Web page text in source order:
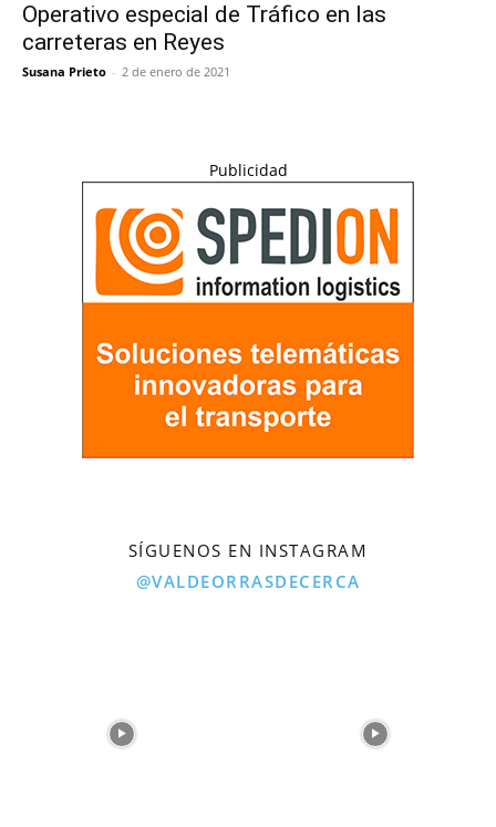
Operativo especial de Tráfico en las
carreteras en Reyes
Susana Prieto - 2 de enero de 2021
Publicidad
SÍGUENOS EN INSTAGRAM
@VALDEORRASDECERCA